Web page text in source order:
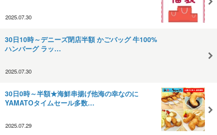
2025.07.30
30日10時～デニーズ閉店半額 かごバッグ 牛100%
ハンバーグ ラッ…
2025.07.30
30日0時～半額★海鮮串揚げ他海の幸なのに
YAMATOタイムセール多数…
2025.07.29